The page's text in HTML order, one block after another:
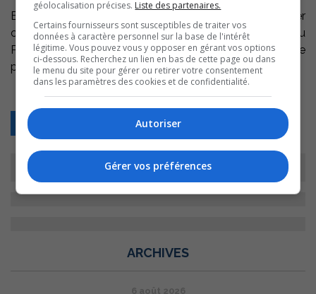
Bourbonnais a été remis en liberté mais doit respecter
certaines conditions et il comparaitra à nouveau au
Palais de Justice de Sorel-Tracy, le 1er novembre
prochain.
ARCHIVES
6 août 2026
géolocalisation précises. Liste des partenaires.
Certains fournisseurs sont susceptibles de traiter vos
données à caractère personnel sur la base de l'intérêt
légitime. Vous pouvez vous y opposer en gérant vos options
ci-dessous. Recherchez un lien en bas de cette page ou dans
le menu du site pour gérer ou retirer votre consentement
dans les paramètres des cookies et de confidentialité.
Autoriser
Gérer vos préférences